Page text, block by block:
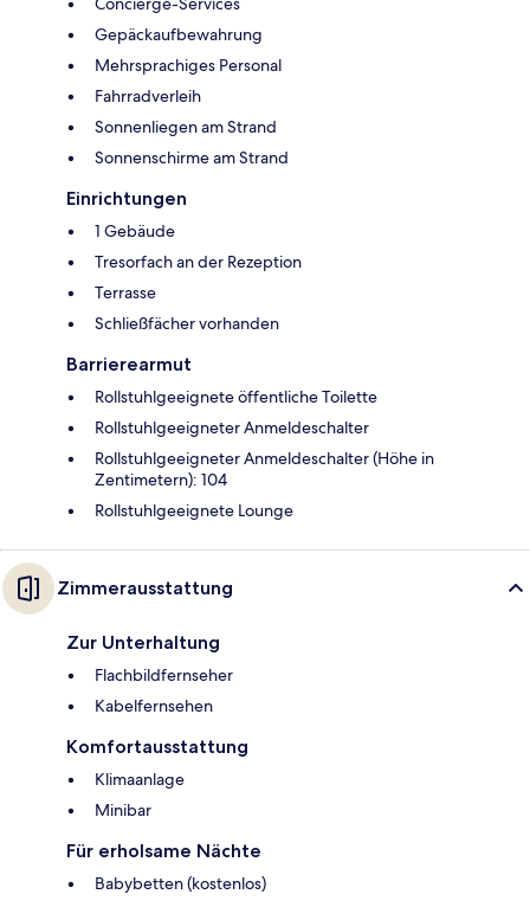
Gepäckaufbewahrung
Mehrsprachiges Personal
Fahrradverleih
Sonnenliegen am Strand
Sonnenschirme am Strand
Einrichtungen
1 Gebäude
Tresorfach an der Rezeption
Terrasse
Schließfächer vorhanden
Barrierearmut
Rollstuhlgeeignete öffentliche Toilette
Rollstuhlgeeigneter Anmeldeschalter
Rollstuhlgeeigneter Anmeldeschalter (Höhe in
Zentimetern): 104
Rollstuhlgeeignete Lounge
Zimmerausstattung
Zur Unterhaltung
Flachbildfernseher
Kabelfernsehen
Komfortausstattung
Klimaanlage
Minibar
Für erholsame Nächte
Babybetten (kostenlos)